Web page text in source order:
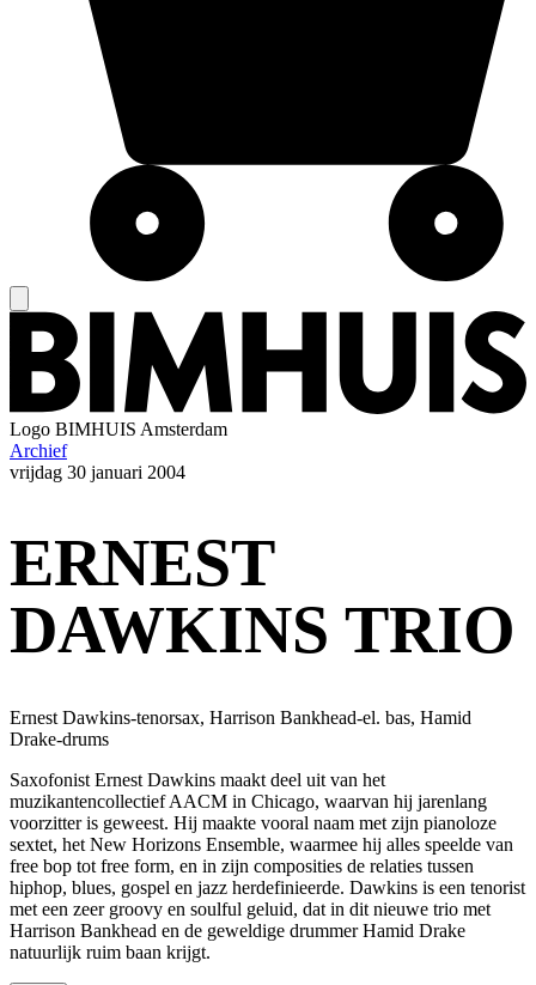
Logo BIMHUIS Amsterdam
Archief
vrijdag 30 januari 2004
ERNEST
DAWKINS TRIO
Ernest Dawkins-tenorsax, Harrison Bankhead-el. bas, Hamid
Drake-drums
Saxofonist Ernest Dawkins maakt deel uit van het
muzikantencollectief AACM in Chicago, waarvan hij jarenlang
voorzitter is geweest. Hij maakte vooral naam met zijn pianoloze
sextet, het New Horizons Ensemble, waarmee hij alles speelde van
free bop tot free form, en in zijn composities de relaties tussen
hiphop, blues, gospel en jazz herdefinieerde. Dawkins is een tenorist
met een zeer groovy en soulful geluid, dat in dit nieuwe trio met
Harrison Bankhead en de geweldige drummer Hamid Drake
natuurlijk ruim baan krijgt.